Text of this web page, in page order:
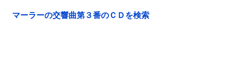
マーラーの交響曲第３番のＣＤを検索